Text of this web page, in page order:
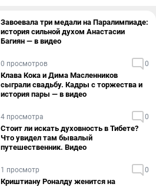
Завоевала три медали на Паралимпиаде:
история сильной духом Анастасии
Багиян — в видео
0 просмотров 0
Клава Кока и Дима Масленников
сыграли свадьбу. Кадры с торжества и
история пары — в видео
4 просмотра 0
Стоит ли искать духовность в Тибете?
Что увидел там бывалый
путешественник. Видео
1 просмотр 0
Криштиану Роналду женится на